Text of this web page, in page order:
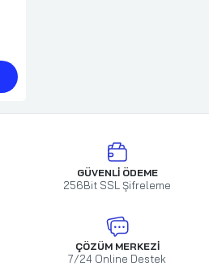
GÜVENLI ÖDEME
256Bit SSL Şifreleme
ÇÖZÜM MERKEZI
7/24 Online Destek